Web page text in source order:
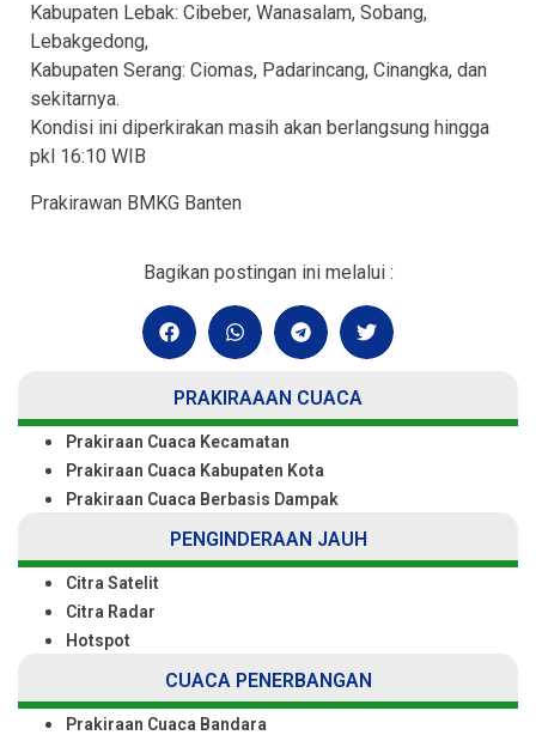
Kabupaten Lebak: Cibeber, Wanasalam, Sobang,
Lebakgedong,
Kabupaten Serang: Ciomas, Padarincang, Cinangka, dan
sekitarnya.
Kondisi ini diperkirakan masih akan berlangsung hingga
pkl 16:10 WIB
Prakirawan BMKG Banten
Bagikan postingan ini melalui :
PRAKIRAAAN CUACA
Prakiraan Cuaca Kecamatan
Prakiraan Cuaca Kabupaten Kota
Prakiraan Cuaca Berbasis Dampak
PENGINDERAAN JAUH
Citra Satelit
Citra Radar
Hotspot
CUACA PENERBANGAN
Prakiraan Cuaca Bandara